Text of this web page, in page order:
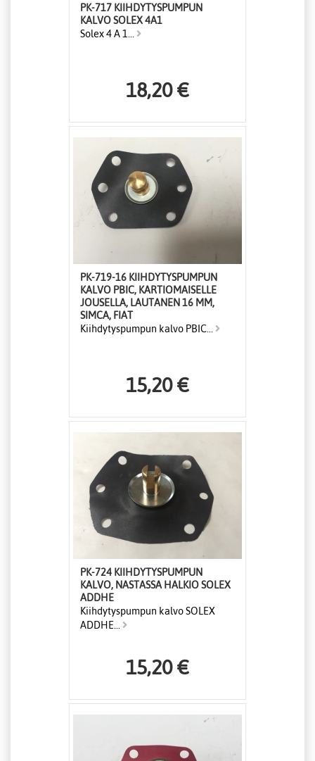
PK-717 KIIHDYTYSPUMPUN
KALVO SOLEX 4A1
Solex 4 A 1...
18,20 €
PK-719-16 KIIHDYTYSPUMPUN
KALVO PBIC, KARTIOMAISELLE
JOUSELLA, LAUTANEN 16 MM,
SIMCA, FIAT
Kiihdytyspumpun kalvo PBIC...
15,20 €
PK-724 KIIHDYTYSPUMPUN
KALVO, NASTASSA HALKIO SOLEX
ADDHE
Kiihdytyspumpun kalvo SOLEX
ADDHE...
15,20 €